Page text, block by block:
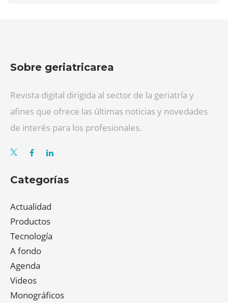
Sobre geriatricarea
Revista digital dirigida al sector de la geriatría y
afines que ofrece las últimas noticias y novedades
de interés para los profesionales.
Categorías
Actualidad
Productos
Tecnología
A fondo
Agenda
Videos
Monográficos